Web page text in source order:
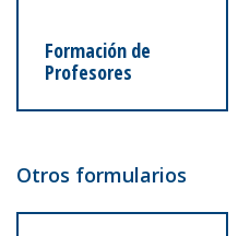
Formación de
Profesores
Otros formularios